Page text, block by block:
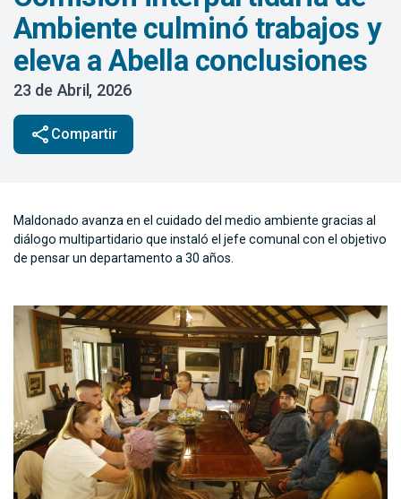
Ambiente culminó trabajos y
eleva a Abella conclusiones
23 de Abril, 2026
share Compartir
Maldonado avanza en el cuidado del medio ambiente gracias al
diálogo multipartidario que instaló el jefe comunal con el objetivo
de pensar un departamento a 30 años.